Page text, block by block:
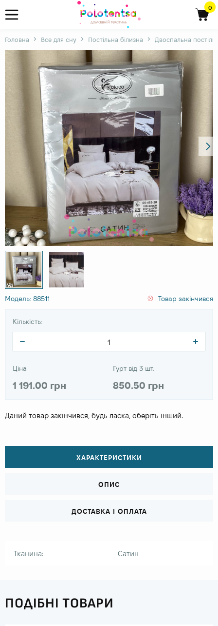
0
Головна Все для сну Постільна білизна Двоспальна
Модель: 88511 Товар закінчився
Кількість:
Ціна
1 191.00 грн
Гурт від 3 шт.
850.50 грн
Даний товар закінчився, будь ласка, оберіть інший.
ХАРАКТЕРИСТИКИ
ОПИС
ДОСТАВКА І ОПЛАТА
Тканина: Сатин
ПОДІБНІ ТОВАРИ